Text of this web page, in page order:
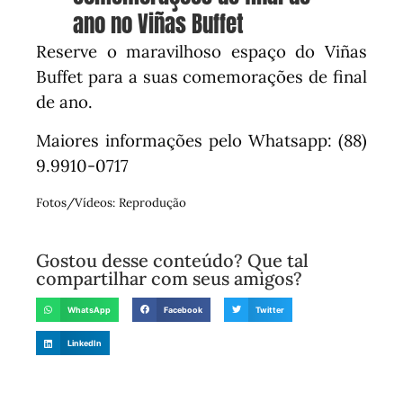
ano no Viñas Buffet
Reserve o maravilhoso espaço do Viñas
Buffet para a suas comemorações de final
de ano.
Maiores informações pelo Whatsapp: (88)
9.9910-0717
Fotos/Vídeos: Reprodução
Gostou desse conteúdo? Que tal
compartilhar com seus amigos?
WhatsApp Facebook Twitter
LinkedIn